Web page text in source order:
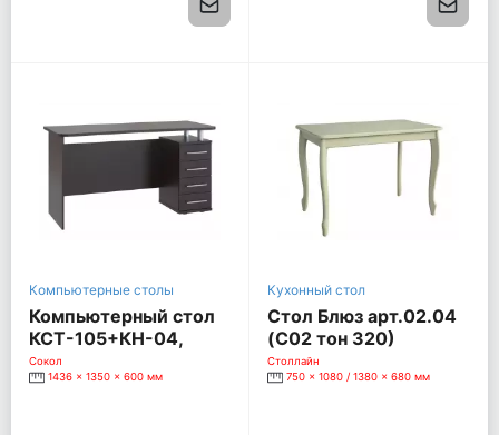
Компьютерные столы
Компьютерный стол
КСТ-105+КН-04,
венге
Сокол
1436 x 1350 x 600 мм
Кухонный стол
Стол Блюз арт.02.04
(С02 тон 320)
1080/1380*680*750
[Слоновая кость]
Столлайн
750 x 1080 / 1380 x 680 мм